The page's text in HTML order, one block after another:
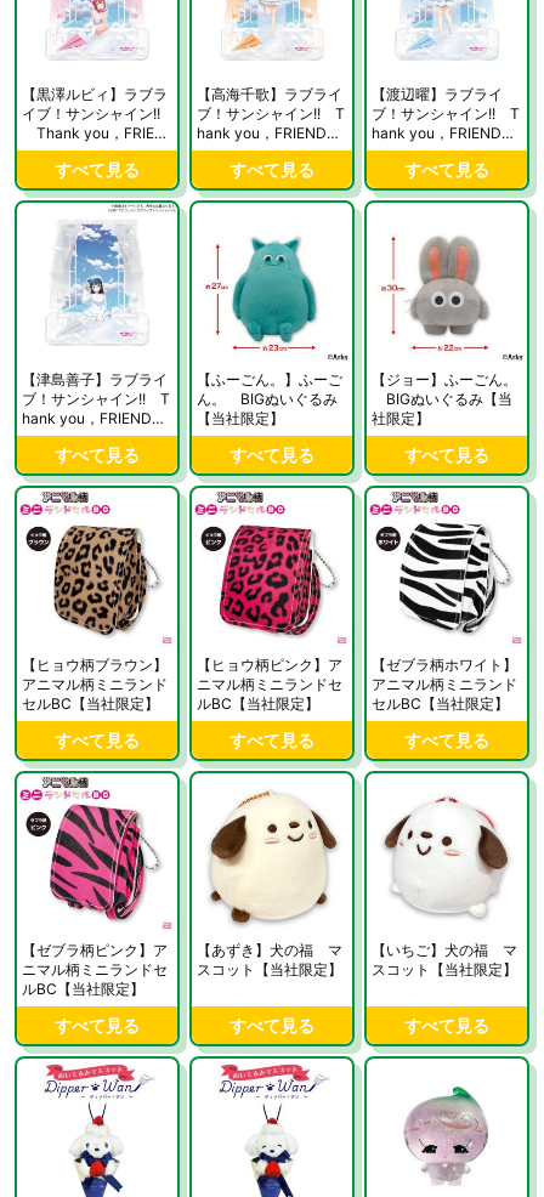
【黒澤ルビィ】ラブラ
イブ！サンシャイン!!
Thank you，FRIEN
DS!! ver. ビッグジオラ
マアクリルスタンド
【当社限定】
すべて見る
【高海千歌】ラブライ
ブ！サンシャイン!! T
hank you，FRIENDS!!
ver. ビッグジオラマア
クリルスタンド【当社
限定】
すべて見る
【渡辺曜】ラブライ
ブ！サンシャイン!! T
hank you，FRIENDS!!
ver. ビッグジオラマア
クリルスタンド【当社
限定】
すべて見る
【津島善子】ラブライ
ブ！サンシャイン!! T
hank you，FRIENDS!!
ver. ビッグジオラマア
クリルスタンド【当社
限定】
すべて見る
【ふーごん。】ふーご
ん。 BIGぬいぐるみ
【当社限定】
すべて見る
【ジョー】ふーごん。
BIGぬいぐるみ【当
社限定】
すべて見る
【ヒョウ柄ブラウン】
アニマル柄ミニランド
セルBC【当社限定】
すべて見る
【ヒョウ柄ピンク】ア
ニマル柄ミニランドセ
ルBC【当社限定】
すべて見る
【ゼブラ柄ホワイト】
アニマル柄ミニランド
セルBC【当社限定】
すべて見る
【ゼブラ柄ピンク】ア
ニマル柄ミニランドセ
ルBC【当社限定】
すべて見る
【あずき】犬の福 マ
スコット【当社限定】
すべて見る
【いちご】犬の福 マ
スコット【当社限定】
すべて見る